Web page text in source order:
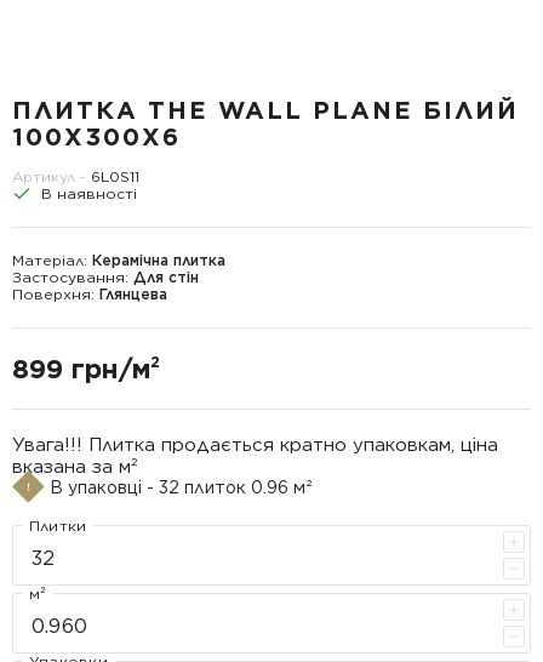
ПЛИТКА THE WALL PLANE БІЛИЙ
100Х300Х6
Артикул - 6L0S11
В наявності
Матеріал: Керамічна плитка
Застосування: Для стін
Поверхня: Глянцева
899 грн/м²
Увага!!! Плитка продається кратно упаковкам, ціна
вказана за м²
В упаковці - 32 плиток 0.96 м²
Плитки
м²